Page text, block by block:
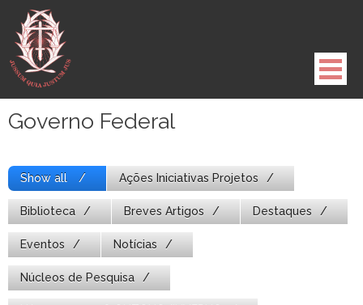
para
conteúdo
Governo Federal
Show all Ações Iniciativas Projetos
Biblioteca Breves Artigos Destaques
Eventos Notícias
Núcleos de Pesquisa